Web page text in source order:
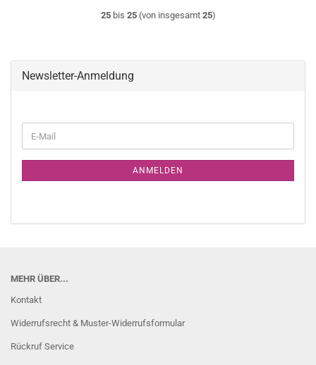
25bis 25(von insgesamt 25)
Newsletter-Anmeldung
ZUR
E-
Mail
ANMELDEN
MEHR ÜBER...
Kontakt
Widerrufsrecht & Muster-Widerrufsformular
Rückruf Service